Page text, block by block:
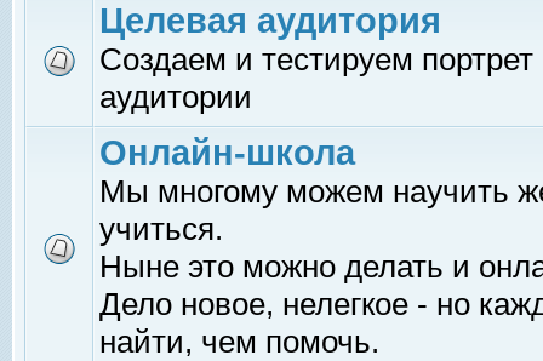
Целевая аудитория
Создаем и тестируем
аудитории
Онлайн-школа
Мы многому можем научить
учиться.
Ныне это можно делать и
Дело новое, нелегкое - но
найти, чем помочь.